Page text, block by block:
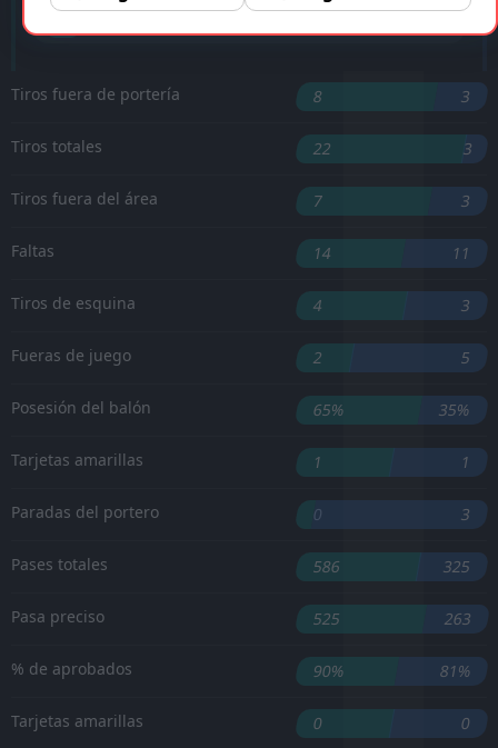
Tiros fuera de portería 8 3
Tiros totales 22 3
Tiros fuera del área 7 3
Faltas 14 11
Tiros de esquina 4 3
Fueras de juego 2 5
Posesión del balón 65% 35%
Tarjetas amarillas 1 1
Paradas del portero 0 3
Pases totales 586 325
Pasa preciso 525 263
% de aprobados 90% 81%
Tarjetas amarillas 0 0